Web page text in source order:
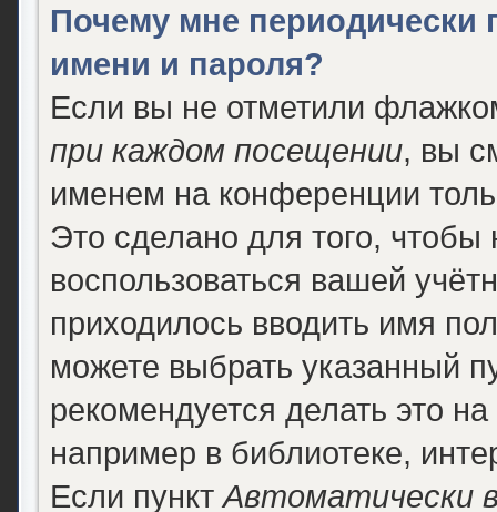
Почему мне периодически
имени и пароля?
Если вы не отметили
при каждом посещении, вы
именем на конференции
Это сделано для того, чтобы
воспользоваться вашей
приходилось вводить имя
можете выбрать указанный
рекомендуется делать это
например в библиотеке,
Если пункт Автоматически